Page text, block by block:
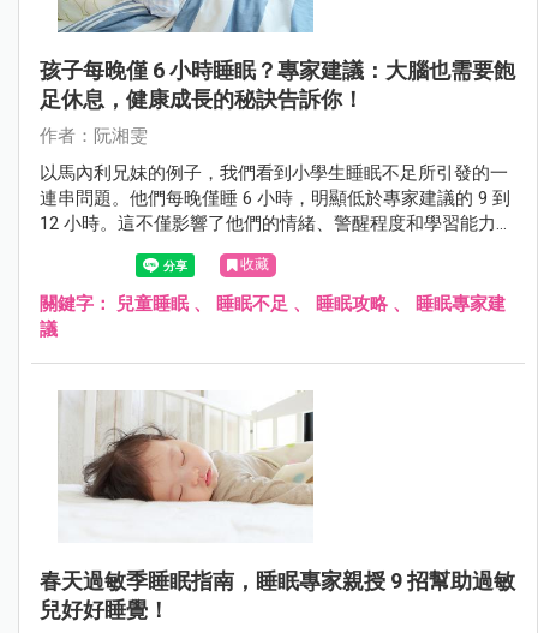
孩子每晚僅 6 小時睡眠？專家建議：大腦也需要飽
足休息，健康成長的秘訣告訴你！
作者：阮湘雯
以馬內利兄妹的例子，我們看到小學生睡眠不足所引發的一
連串問題。他們每晚僅睡 6 小時，明顯低於專家建議的 9 到
12 小時。這不僅影響了他們的情緒、警醒程度和學習能力，
更可能對身體和心理健康帶來長遠影響。本篇文章將深入探
討不同年齡段的兒童睡眠需求和挑戰，提供解決方案，助孩
子建立健康的睡眠習慣，促進全面成長。
收藏
關鍵字： 兒童睡眠、 睡眠不足 、 睡眠攻略 、
睡眠專家建
議
春天過敏季睡眠指南，睡眠專家親授 9 招幫助過敏
兒好好睡覺！